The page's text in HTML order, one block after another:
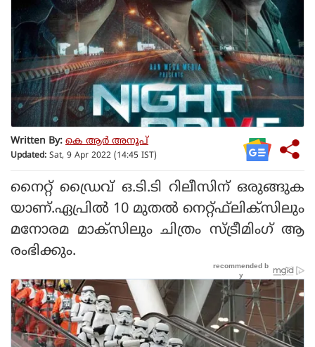
Written By: കെ ആര്‍ അനൂപ്
Updated: Sat, 9 Apr 2022 (14:45 IST)
നൈറ്റ് ഡ്രൈവ് ഒ.ടി.ടി റിലീസിന് ഒരുങ്ങുക
യാണ്.ഏപ്രിൽ 10 മുതൽ നെറ്റ്ഫ്‌ലിക്‌സിലും
മനോരമ മാക്‌സിലും ചിത്രം സ്ട്രീമിംഗ് ആ
രംഭിക്കും.